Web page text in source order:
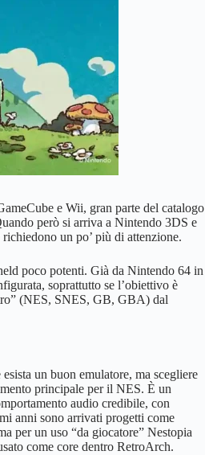
e Wii, gran parte del catalogo
però si arriva a Nintendo 3DS e
un po’ più di attenzione.
poco potenti. Già da Nintendo 64 in
soprattutto se l’obiettivo è
(NES, SNES, GB, GBA) dal
un buon emulatore, ma scegliere
principale per il NES. È un
audio credibile, con
anni sono arrivati progetti come
per un uso “da giocatore” Nestopia
come core dentro RetroArch.